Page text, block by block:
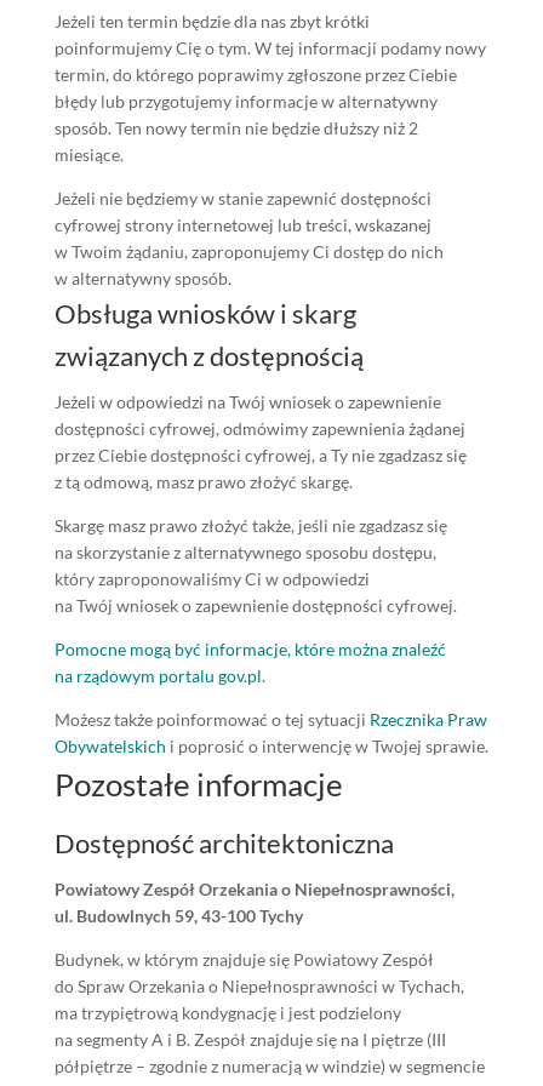
Jeżeli ten termin będzie dla nas zbyt krótki
poinformujemy Cię o tym. W tej informacji podamy nowy
termin, do którego poprawimy zgłoszone przez Ciebie
błędy lub przygotujemy informacje w alternatywny
sposób. Ten nowy termin nie będzie dłuższy niż 2
miesiące.
Jeżeli nie będziemy w stanie zapewnić dostępności
cyfrowej strony internetowej lub treści, wskazanej
w Twoim żądaniu, zaproponujemy Ci dostęp do nich
w alternatywny sposób.
Obsługa wniosków i skarg
związanych z dostępnością
Jeżeli w odpowiedzi na Twój wniosek o zapewnienie
dostępności cyfrowej, odmówimy zapewnienia żądanej
przez Ciebie dostępności cyfrowej, a Ty nie zgadzasz się
z tą odmową, masz prawo złożyć skargę.
Skargę masz prawo złożyć także, jeśli nie zgadzasz się
na skorzystanie z alternatywnego sposobu dostępu,
który zaproponowaliśmy Ci w odpowiedzi
na Twój wniosek o zapewnienie dostępności cyfrowej.
Pomocne mogą być informacje, które można znaleźć
na rządowym portalu gov.pl.
Możesz także poinformować o tej sytuacji Rzecznika Praw
Obywatelskich i poprosić o interwencję w Twojej sprawie.
Pozostałe informacje
Dostępność architektoniczna
Powiatowy Zespół Orzekania o Niepełnosprawności,
ul. Budowlnych 59, 43-100 Tychy
Budynek, w którym znajduje się Powiatowy Zespół
do Spraw Orzekania o Niepełnosprawności w Tychach,
ma trzypiętrową kondygnację i jest podzielony
na segmenty A i B. Zespół znajduje się na I piętrze (III
półpiętrze – zgodnie z numeracją w windzie) w segmencie